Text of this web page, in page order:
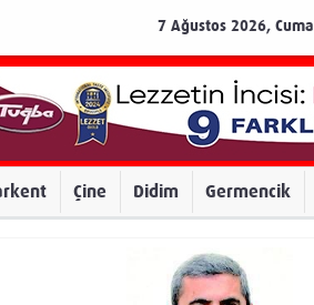
7 Ağustos 2026, Cuma
Çine Didim Germencik